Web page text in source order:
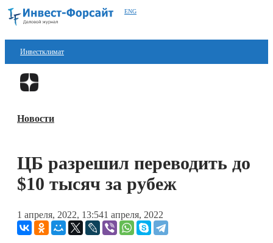
ENG
Инвестклимат
Финансы
Блокчейн
Технологии
Книги
Новости
ЦБ разрешил переводить до
$10 тысяч за рубеж
1 апреля, 2022, 13:541 апреля, 2022